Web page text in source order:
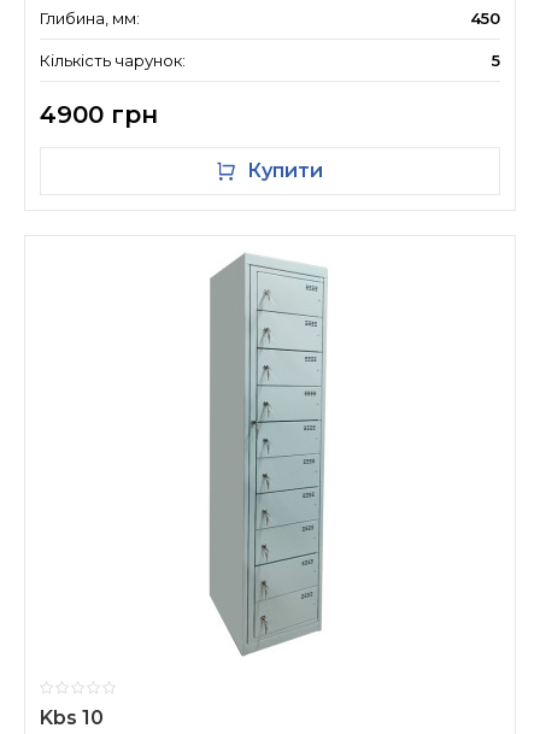
Глибина, мм: 450
Кількість чарунок: 5
4900 грн
Купити
Kbs 10